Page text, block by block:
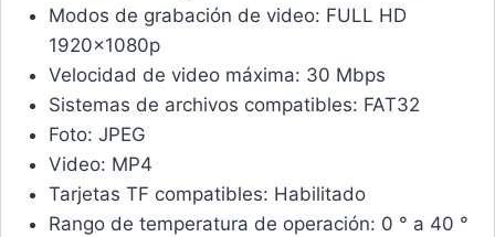
Modos de grabación de video: FULL HD
1920x1080p
Velocidad de video máxima: 30 Mbps
Sistemas de archivos compatibles: FAT32
Foto: JPEG
Video: MP4
Tarjetas TF compatibles: Habilitado
Rango de temperatura de operación: 0 ° a 40 °